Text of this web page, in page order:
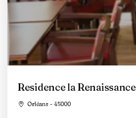
Residence la Renaissance
Orléans - 45000